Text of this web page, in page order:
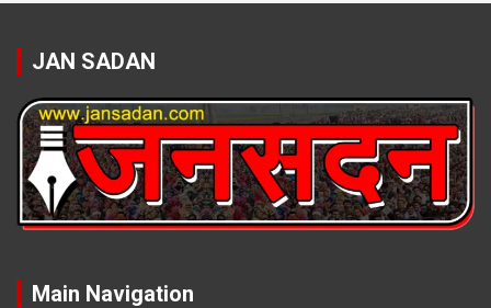
JAN SADAN
Main Navigation